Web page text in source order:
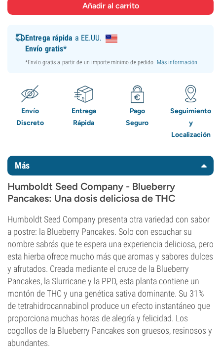
Entrega rápida a EE.UU.
Envío gratis*
*Envío gratis a partir de un importe mínimo de pedido. Más información
Envío
Discreto
Entrega
Rápida
Pago
Seguro
Seguimiento
y
Localización
Más
Humboldt Seed Company - Blueberry
Pancakes: Una dosis deliciosa de THC
Humboldt Seed Company presenta otra variedad con sabor
a postre: la Blueberry Pancakes. Solo con escuchar su
nombre sabrás que te espera una experiencia deliciosa, pero
esta hierba ofrece mucho más que aromas y sabores dulces
y afrutados. Creada mediante el cruce de la Blueberry
Pancakes, la Slurricane y la PPD, esta planta contiene un
montón de THC y una genética sativa dominante. Su 31%
de tetrahidrocannabinol produce un efecto instantáneo que
proporciona muchas horas de alegría y felicidad. Los
cogollos de la Blueberry Pancakes son gruesos, resinosos y
abundantes.